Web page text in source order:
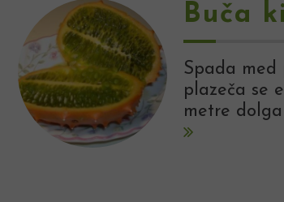
Buča
Spada med
plazeča se
metre